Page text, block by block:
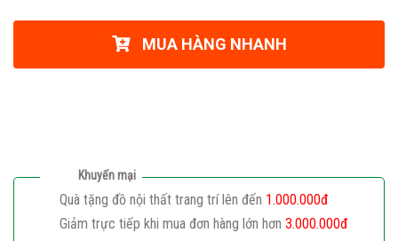
MUA HÀNG NHANH
Khuyến mại
Quà tặng đồ nội thất trang trí lên đến 1.000.000đ
Giảm trực tiếp khi mua đơn hàng lớn hơn 3.000.000đ